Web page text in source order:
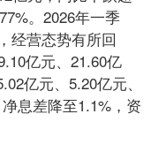
。2026年一季
经营态势有所回
亿元、21.60亿
亿元、5.20亿元、
息差降至1.1%，资